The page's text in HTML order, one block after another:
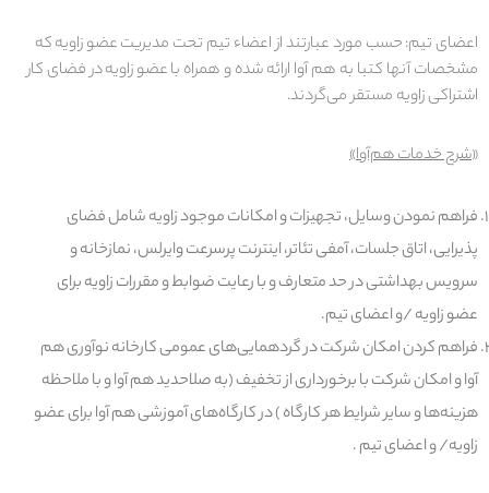
اعضای تیم:حسب مورد عبارتند از اعضاء تیم تحت مدیریتعضو زاویهکه
مشخصات آنها کتبا به هم آوا ارائه شده و همراه باعضو زاویهدر فضای کار
اشتراکی زاویه مستقر می‌گردند.
«شرح خدماتهم‌آوا»
فراهم نمودن وسایل، تجهیزات و امکانات موجود زاویه شامل فضای
پذیرایی، اتاق جلسات، آمفی تئاتر، اینترنت پرسرعت وایرلس، نمازخانه و
سرویس بهداشتی در حد متعارف و با رعایت ضوابط و مقررات زاویه برای
عضو زاویه /و اعضای تیم.
فراهم کردن امکان شرکت در گردهمایی‌های عمومی کارخانه نوآوری هم
آوا و امکان شرکت با برخورداری از تخفیف (به صلاحدید هم آوا و با ملاحظه
هزینه‌ها و سایر شرایط هر کارگاه ) در کارگاه‌های آموزشی هم آوا برای عضو
زاویه/ و اعضای تیم .